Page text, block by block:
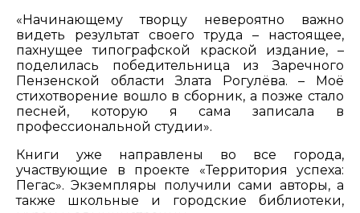
«Начинающему творцу невероятно важно
видеть результат своего труда – настоящее,
пахнущее типографской краской издание, –
поделилась победительница из Заречного
Пензенской области Злата Рогулёва. – Моё
стихотворение вошло в сборник, а позже стало
песней, которую я сама записала в
профессиональной студии».
Книги уже направлены во все города,
участвующие в проекте «Территория успеха:
Пегас». Экземпляры получили сами авторы, а
также школьные и городские библиотеки,